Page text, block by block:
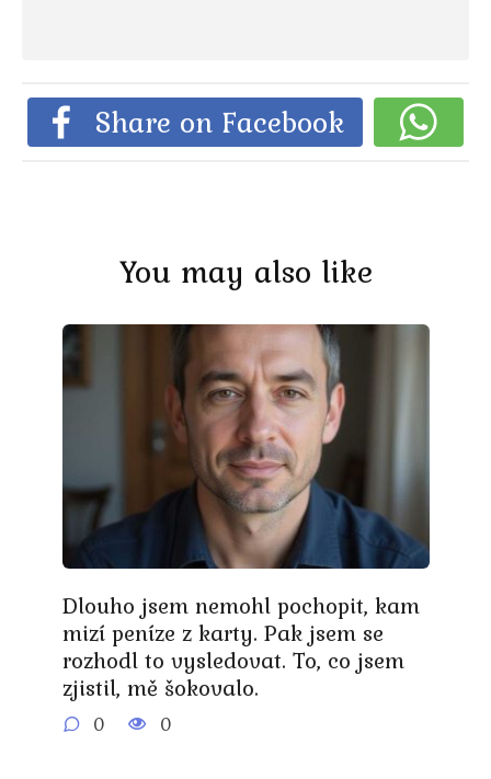
Share on Facebook
You may also like
Dlouho jsem nemohl pochopit, kam
mizí peníze z karty. Pak jsem se
rozhodl to vysledovat. To, co jsem
zjistil, mě šokovalo.
0 0